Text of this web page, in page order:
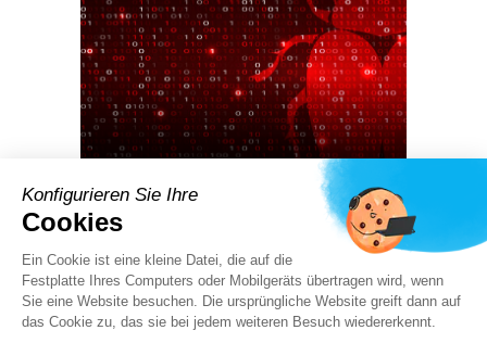
06 06 2022
MEINUNGEN
Konfigurieren Sie Ihre
Cookies
Ein Cookie ist eine kleine Datei, die auf die
Festplatte Ihres Computers oder Mobilgeräts übertragen wird, wenn
Sie eine Website besuchen. Die ursprüngliche Website greift dann auf
das Cookie zu, das sie bei jedem weiteren Besuch wiedererkennt.